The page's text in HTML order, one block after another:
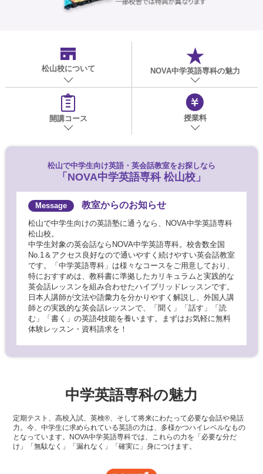
松山校について NOVA中学英語専科の魅力
開講コース 授業料
松山で中学生向け英語・英会話教室をお探しなら
「NOVA中学英語専科 松山校」
教室からのお知らせ
松山で中学生向けの英語塾に通うなら、NOVA中学英語専科
松山校。
中学生対象の英会話ならNOVA中学英語専科。校舎数全国
No.1＆アクセス良好なので通いやすく続けやすい英会話教室
です。「中学英語専科」は様々なコースをご用意しており、
特におすすめは、教科書に準拠したカリキュラムと実践的な
英会話レッスンを組み合わせたハイブリッドレッスンです。
日本人講師が文法や語彙力を分かりやすく解説し、外国人講
師との実践的な英会話レッスンで、「聞く」「話す」「読
む」「書く」の英語4技能を養います。まずはお気軽に無料
体験レッスン・資料請求を！
中学英語専科の魅力
定期テスト、高校入試、英検®、そして将来にわたって必要な会話や発話
力。今、中学生に求められている英語の力は、多様かつハイレベルなもの
となっています。NOVA中学英語専科では、これらの力を「必要な分だ
け」「無駄なく」「漏れなく」「確実に」身につけます。